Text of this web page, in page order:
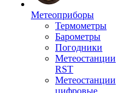
Метеоприборы
Термометры
Барометры
Погодники
Метеостанции
RST
Метеостанции
цифровые